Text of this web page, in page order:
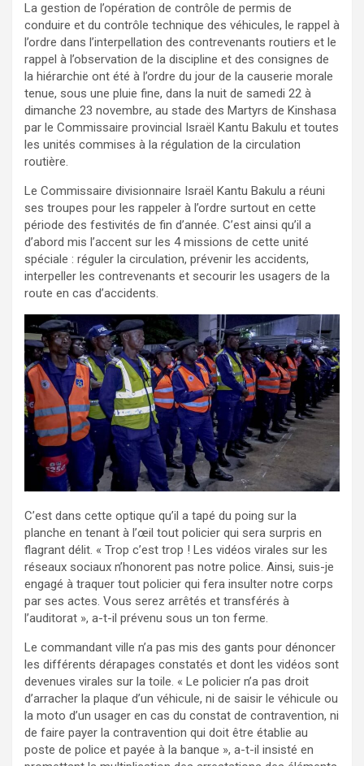
La gestion de l’opération de contrôle de permis de
conduire et du contrôle technique des véhicules, le rappel à
l’ordre dans l’interpellation des contrevenants routiers et le
rappel à l’observation de la discipline et des consignes de
la hiérarchie ont été à l’ordre du jour de la causerie morale
tenue, sous une pluie fine, dans la nuit de samedi 22 à
dimanche 23 novembre, au stade des Martyrs de Kinshasa
par le Commissaire provincial Israël Kantu Bakulu et toutes
les unités commises à la régulation de la circulation
routière.
Le Commissaire divisionnaire Israël Kantu Bakulu a réuni
ses troupes pour les rappeler à l’ordre surtout en cette
période des festivités de fin d’année. C’est ainsi qu’il a
d’abord mis l’accent sur les 4 missions de cette unité
spéciale : réguler la circulation, prévenir les accidents,
interpeller les contrevenants et secourir les usagers de la
route en cas d’accidents.
C’est dans cette optique qu’il a tapé du poing sur la
planche en tenant à l’œil tout policier qui sera surpris en
flagrant délit. « Trop c’est trop ! Les vidéos virales sur les
réseaux sociaux n’honorent pas notre police. Ainsi, suis-je
engagé à traquer tout policier qui fera insulter notre corps
par ses actes. Vous serez arrêtés et transférés à
l’auditorat », a-t-il prévenu sous un ton ferme.
Le commandant ville n’a pas mis des gants pour dénoncer
les différents dérapages constatés et dont les vidéos sont
devenues virales sur la toile. « Le policier n’a pas droit
d’arracher la plaque d’un véhicule, ni de saisir le véhicule ou
la moto d’un usager en cas du constat de contravention, ni
de faire payer la contravention qui doit être établie au
poste de police et payée à la banque », a-t-il insisté en